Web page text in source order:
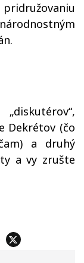
Dekrétov (čo
a druhý
a vy zrušte